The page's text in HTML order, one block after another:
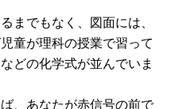
までもなく、図面には、
童が理科の授業で習って
どの化学式が並んでいま
、あなたが赤信号の前で